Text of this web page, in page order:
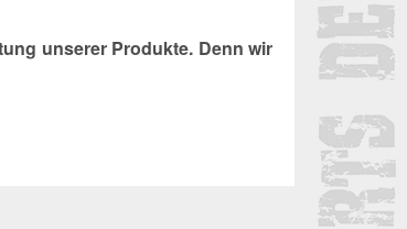
unserer Produkte. Denn wir